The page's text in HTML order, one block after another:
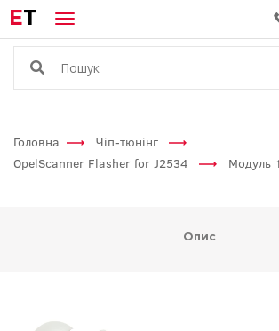
ET
Головна
Чіп-тюнінг
OpelScanner Flasher for J2534
Модуль
Опис